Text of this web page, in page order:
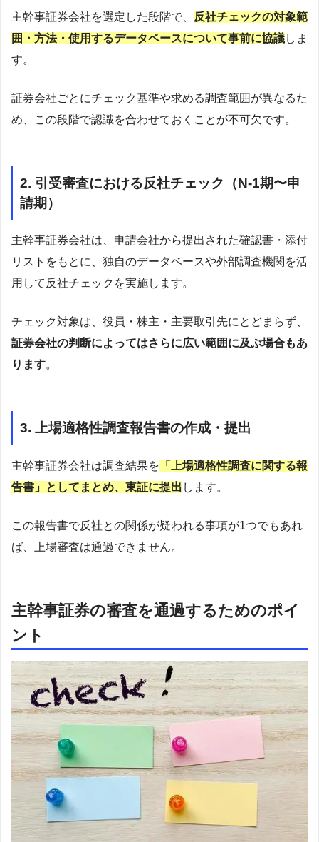
主幹事証券会社を選定した段階で、
反社チェックの対象範
囲・方法・使用するデータベースについて事前に協議しま
す。
証券会社ごとにチェック基準や求める調査範囲が異なるた
め、この段階で認識を合わせておくことが不可欠です。
2. 引受審査における反社チェック（N-1期〜申
請期）
主幹事証券会社は、申請会社から提出された確認書・添付
リストをもとに、独自のデータベースや外部調査機関を活
用して反社チェックを実施します。
チェック対象は、役員・株主・主要取引先にとどまらず、
証券会社の判断によってはさらに広い範囲に及ぶ場合もあ
ります。
3. 上場適格性調査報告書の作成・提出
主幹事証券会社は調査結果を 「上場適格性調査に関する報
告書」としてまとめ、東証に提出 します。
この報告書で反社との関係が疑われる事項が1つでもあれ
ば、上場審査は通過できません。
主幹事証券の審査を通過するためのポイ
ント